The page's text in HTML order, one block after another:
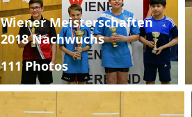
Wiener Meisterschaften
2018 Nachwuchs
111 Photos